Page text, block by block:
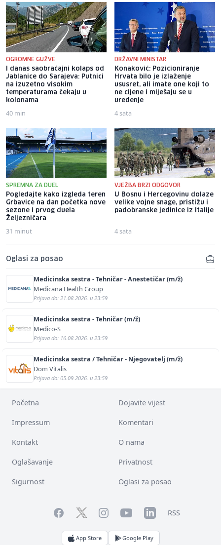
OGROMNE GUŽVE
I danas saobraćajni kolaps od
Jablanice do Sarajeva: Putnici
na izuzetno visokim
temperaturama čekaju u
kolonama
40 min
DRŽAVNI MINISTAR
Konaković: Pozicioniranje
Hrvata bilo je izlaženje
ususret, ali imate one koji to
ne cijene i miješaju se u
uređenje
4 sata
SPREMNA ZA DUEL
Pogledajte kako izgleda teren
Grbavice na dan početka nove
sezone i prvog duela
Željezničara
31 minut
VJEŽBA BRZI ODGOVOR
U Bosnu i Hercegovinu dolaze
velike vojne snage, pristižu i
padobranske jedinice iz Italije
4 sata
Oglasi za posao
Medicinska sestra - Tehničar - Anestetičar (m/ž)
Medicana Health Group
Prijava do: 21.08.2026. u 23:59
Medicinska sestra - Tehničar (m/ž)
Medico-S
Prijava do: 16.08.2026. u 23:59
Medicinska sestra / Tehničar - Njegovatelj (m/ž)
Dom Vitalis
Prijava do: 05.09.2026. u 23:59
Početna Dojavite vijest
Impressum Komentari
Kontakt O nama
Oglašavanje Privatnost
Sigurnost Oglasi za posao
FacebookTwitterInstagramYouTubeLinkedInRSS
App Store Google Play